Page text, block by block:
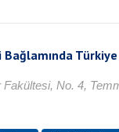
No. 4,